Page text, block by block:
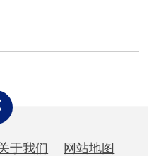
于我们 网站地图